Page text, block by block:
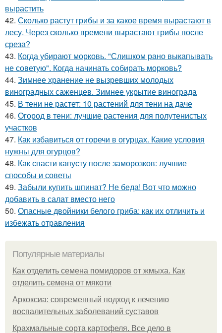
вырастить
42. Сколько растут грибы и за какое время вырастают в
лесу. Через сколько времени вырастают грибы после
среза?
43. Когда убирают морковь. "Слишком рано выкапывать
не советую". Когда начинать собирать морковь?
44. Зимнее хранение не вызревших молодых
виноградных саженцев. Зимнее укрытие винограда
45. В тени не растет: 10 растений для тени на даче
46. Огород в тени: лучшие растения для полутенистых
участков
47. Как избавиться от горечи в огурцах. Какие условия
нужны для огурцов?
48. Как спасти капусту после заморозков: лучшие
способы и советы
49. Забыли купить шпинат? Не беда! Вот что можно
добавить в салат вместо него
50. Опасные двойники белого гриба: как их отличить и
избежать отравления
Популярные материалы
Как отделить семена помидоров от жмыха. Как
отделить семена от мякоти
Аркоксиа: современный подход к лечению
воспалительных заболеваний суставов
Крахмальные сорта картофеля. Все дело в